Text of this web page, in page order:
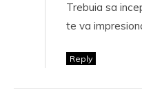
Trebuia sa
te va
Reply